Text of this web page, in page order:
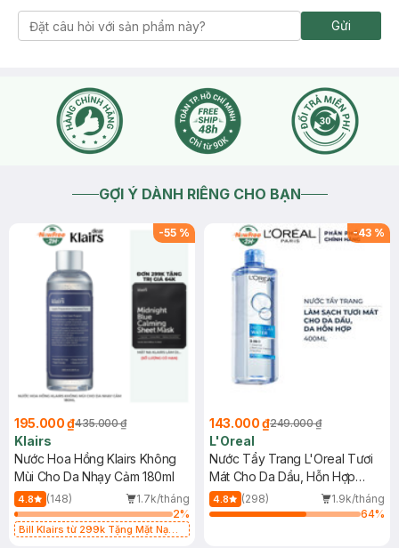
Gửi
GỢI Ý DÀNH RIÊNG CHO BẠN
-55 %
195.000 ₫435.000 ₫
Klairs
Nước Hoa Hồng Klairs Không
Mùi Cho Da Nhạy Cảm 180ml
4.8 (148)
1.7k/tháng
2%
Bill Klairs từ 299k Tặng Mặt Nạ
-43 %
143.000 ₫249.000 ₫
L'Oreal
Nước Tẩy Trang L'Oreal Tươi
Mát Cho Da Dầu, Hỗn Hợp
400ml
4.8 (298)
1.9k/tháng
64%